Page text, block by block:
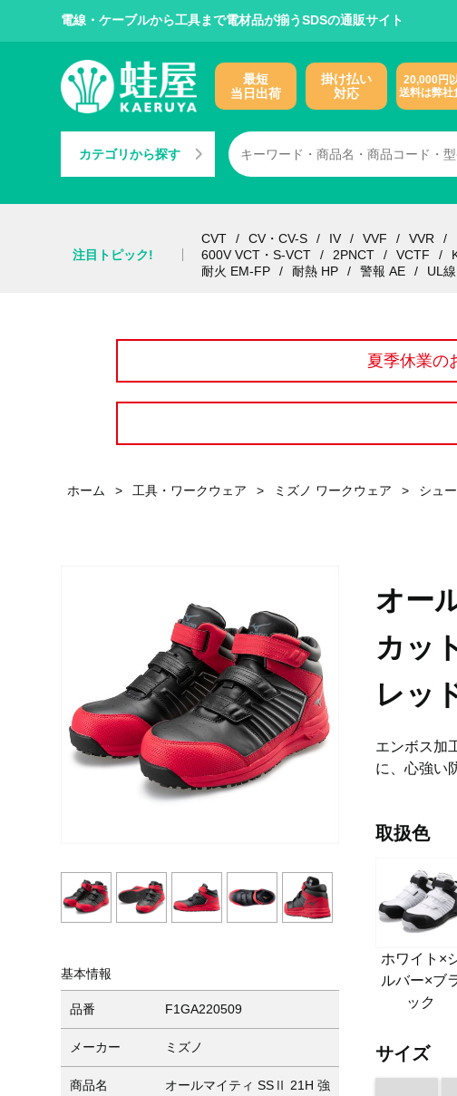
電線・ケーブルから工具まで電材品が揃うSDSの通販サイト
最短
当日出荷
掛け払い
対応
20,000円
送料は弊社
カテゴリから探す
注目トピック!
CVT CV・CV-S IV VVF VVR
600V VCT・S-VCT
2PNCT VCTF
耐火 EM-FP
耐熱 HP 警報 AE UL線
夏季休業の
ホーム > 工具・ワークウェア > ミズノ ワークウェア > シュ
基本情報
品番 F1GA220509
メーカー ミズノ
商品名
オールマイティ SSⅡ 21H 強
オー
カッ
レッ
エンボス加
に、心強い
取扱色
ホワイト×
ルバー×ブ
ック
サイズ